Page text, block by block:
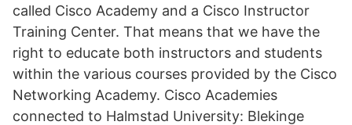
called Cisco Academy and a Cisco Instructor
Training Center. That means that we have the
right to educate both instructors and students
within the various courses provided by the Cisco
Networking Academy. Cisco Academies
connected to Halmstad University: Blekinge